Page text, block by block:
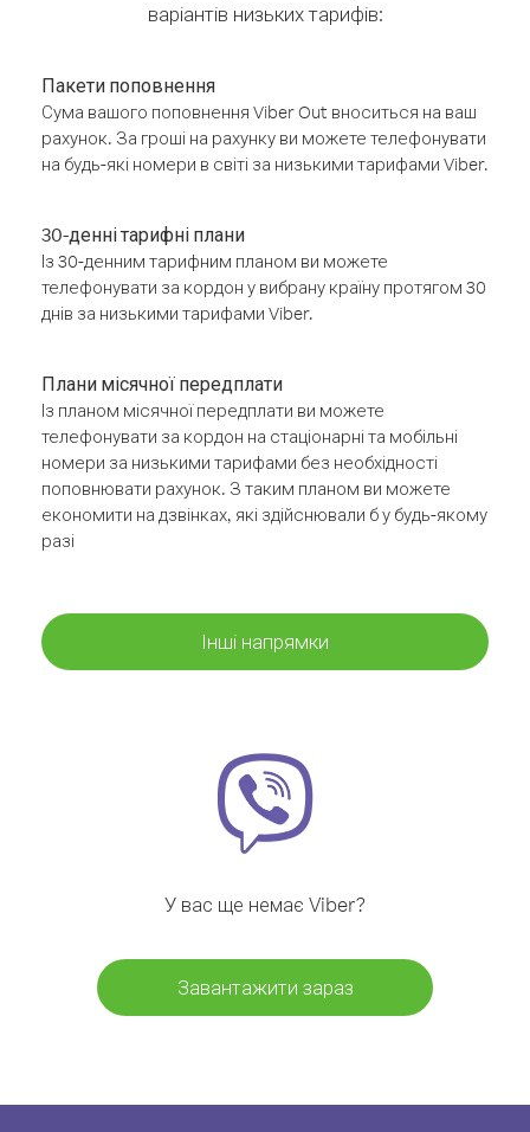
варіантів низьких тарифів:
Пакети поповнення
Сума вашого поповнення Viber Out вноситься на ваш
рахунок. За гроші на рахунку ви можете телефонувати
на будь-які номери в світі за низькими тарифами Viber.
30-денні тарифні плани
Із 30-денним тарифним планом ви можете
телефонувати за кордон у вибрану країну протягом 30
днів за низькими тарифами Viber.
Плани місячної передплати
Із планом місячної передплати ви можете
телефонувати за кордон на стаціонарні та мобільні
номери за низькими тарифами без необхідності
поповнювати рахунок. З таким планом ви можете
економити на дзвінках, які здійснювали б у будь-якому
разі
Інші напрямки
У вас ще немає Viber?
Завантажити зараз